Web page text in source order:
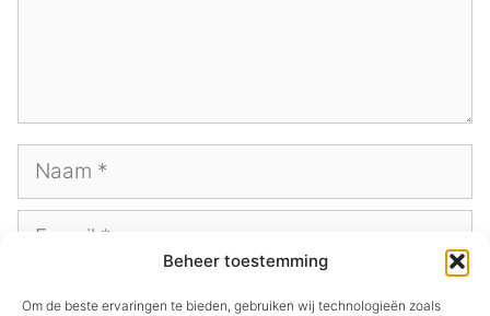
Beheer toestemming
Om de beste ervaringen te bieden, gebruiken wij technologieën zoals
Naam
E-